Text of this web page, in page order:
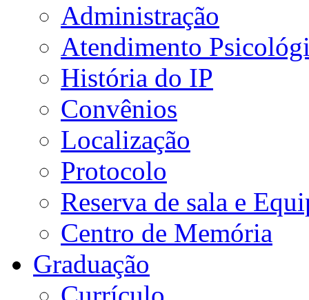
Administração
Atendimento
História do IP
Convênios
Localização
Protocolo
Reserva de sala e
Centro de Memória
Graduação